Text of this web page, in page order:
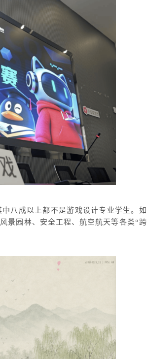
八成以上都不是游戏设计专业学生。如
景园林、安全工程、航空航天等各类“跨